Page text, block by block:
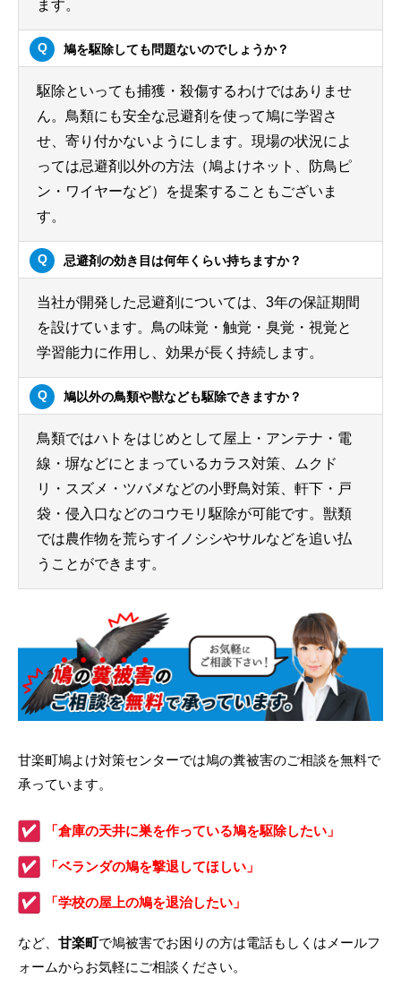
ます。
鳩を駆除しても問題ないのでしょうか？
駆除といっても捕獲・殺傷するわけではありませ
ん。鳥類にも安全な忌避剤を使って鳩に学習さ
せ、寄り付かないようにします。現場の状況によ
っては忌避剤以外の方法（鳩よけネット、防鳥ピ
ン・ワイヤーなど）を提案することもございま
す。
忌避剤の効き目は何年くらい持ちますか？
当社が開発した忌避剤については、3年の保証期間
を設けています。鳥の味覚・触覚・臭覚・視覚と
学習能力に作用し、効果が長く持続します。
鳩以外の鳥類や獣なども駆除できますか？
鳥類ではハトをはじめとして屋上・アンテナ・電
線・塀などにとまっているカラス対策、ムクド
リ・スズメ・ツバメなどの小野鳥対策、軒下・戸
袋・侵入口などのコウモリ駆除が可能です。獣類
では農作物を荒らすイノシシやサルなどを追い払
うことができます。
甘楽町鳩よけ対策センターでは鳩の糞被害のご相談を無料で
承っています。
「倉庫の天井に巣を作っている鳩を駆除したい」
「ベランダの鳩を撃退してほしい」
「学校の屋上の鳩を退治したい」
など、 甘楽町で鳩被害でお困りの方は電話もしくはメールフ
ォームからお気軽にご相談ください。